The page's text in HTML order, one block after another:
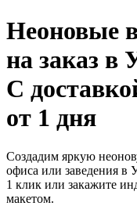
Неоновые
на заказ в
С
от 1 дня
Создадим яркую
офиса или заведения в
1 клик или закажите
макетом.